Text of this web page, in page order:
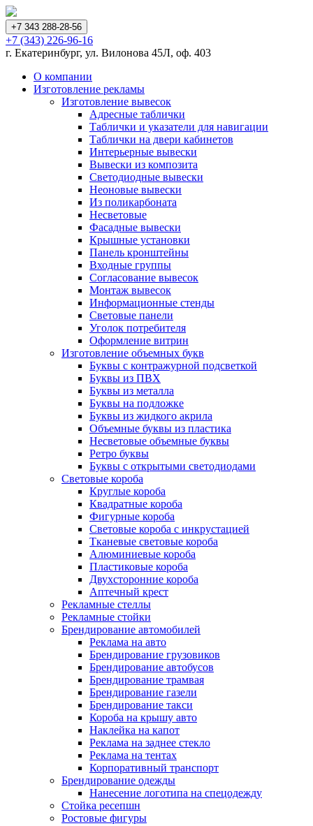
+7 343 288-28-56
+7 (343) 226-96-16
г. Екатеринбург, ул. Вилонова 45Л, оф. 403
О компании
Изготовление рекламы
Изготовление вывесок
Адресные таблички
Таблички и указатели для навигации
Таблички на двери кабинетов
Интерьерные вывески
Вывески из композита
Светодиодные вывески
Неоновые вывески
Из поликарбоната
Несветовые
Фасадные вывески
Крышные установки
Панель кронштейны
Входные группы
Согласование вывесок
Монтаж вывесок
Информационные стенды
Световые панели
Уголок потребителя
Оформление витрин
Изготовление объемных букв
Буквы с контражурной подсветкой
Буквы из ПВХ
Буквы из металла
Буквы на подложке
Буквы из жидкого акрила
Объемные буквы из пластика
Несветовые объемные буквы
Ретро буквы
Буквы с открытыми светодиодами
Световые короба
Круглые короба
Квадратные короба
Фигурные короба
Световые короба с инкрустацией
Тканевые световые короба
Алюминиевые короба
Пластиковые короба
Двухсторонние короба
Аптечный крест
Рекламные стеллы
Рекламные стойки
Брендирование автомобилей
Реклама на авто
Брендирование грузовиков
Брендирование автобусов
Брендирование трамвая
Брендирование газели
Брендирование такси
Короба на крышу авто
Наклейка на капот
Реклама на заднее стекло
Реклама на тентах
Корпоративный транспорт
Брендирование одежды
Нанесение логотипа на спецодежду
Стойка ресепшн
Ростовые фигуры